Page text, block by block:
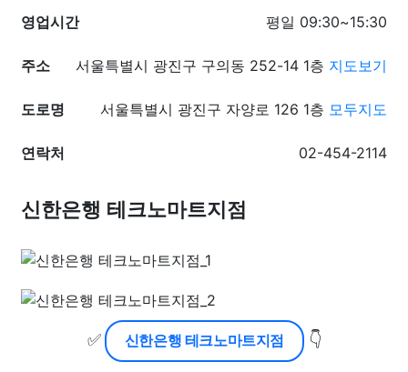
영업시간
평일 09:30~15:30
주소 서울특별시 광진구 구의동 252-14 1층 지도보기
도로명 서울특별시 광진구 자양로 126 1층 모두지도
연락처 02-454-2114
신한은행 테크노마트지점
✅ 신한은행 테크노마트지점 👇